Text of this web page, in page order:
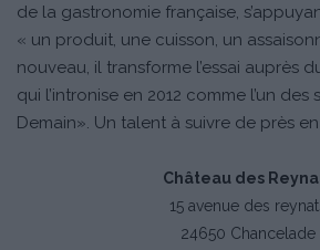
de la gastronomie française,
« un produit, une cuisson, un
nouveau, il transforme l’essai auprès
qui l’intronise en 2012 comme l’un
Demain». Un talent à suivre de près
Château des
15 avenue des
24650 Chancelade